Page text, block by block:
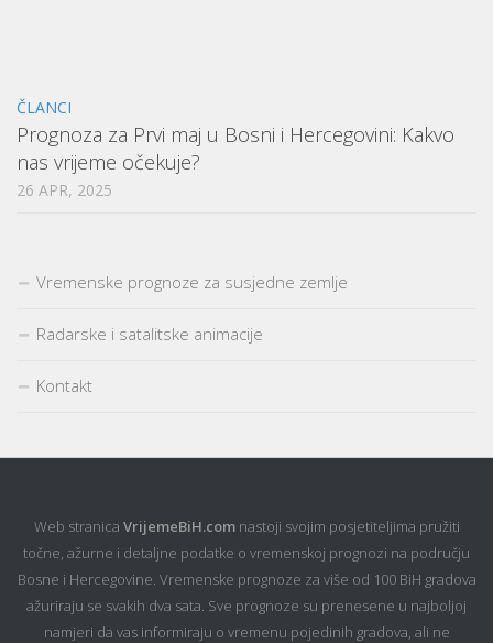
ČLANCI
Prognoza za Prvi maj u Bosni i Hercegovini: Kakvo
nas vrijeme očekuje?
26 APR, 2025
Vremenske prognoze za susjedne zemlje
Radarske i satalitske animacije
Kontakt
Web stranica VrijemeBiH.comnastoji svojim posjetiteljima pružiti
točne, ažurne i detaljne podatke o vremenskoj prognozi na području
Bosne i Hercegovine. Vremenske prognoze za više od 100 BiH gradova
ažuriraju se svakih dva sata. Sve prognoze su prenesene u najboljoj
namjeri da vas informiraju o vremenu pojedinih gradova, ali ne